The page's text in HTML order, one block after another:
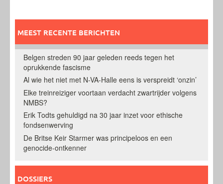
MEEST RECENTE BERICHTEN
Belgen streden 90 jaar geleden reeds tegen het
oprukkende fascisme
Al wie het niet met N-VA-Halle eens is verspreidt ‘onzin’
Elke treinreiziger voortaan verdacht zwartrijder volgens
NMBS?
Erik Todts gehuldigd na 30 jaar inzet voor ethische
fondsenwerving
De Britse Keir Starmer was principeloos en een
genocide-ontkenner
DOSSIERS